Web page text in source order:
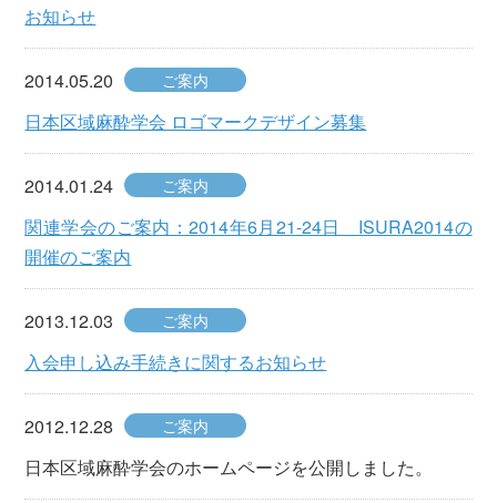
お知らせ
2014.05.20 ご案内
日本区域麻酔学会 ロゴマークデザイン募集
2014.01.24 ご案内
関連学会のご案内：2014年6月21-24日 ISURA2014の
開催のご案内
2013.12.03 ご案内
入会申し込み手続きに関するお知らせ
2012.12.28 ご案内
日本区域麻酔学会のホームページを公開しました。